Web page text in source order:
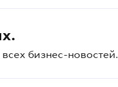
бизнес-новостей.